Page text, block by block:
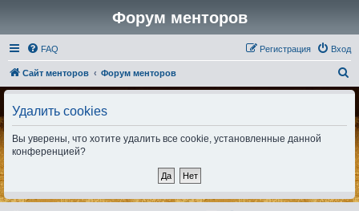
Форум менторов
FAQ Вход
Регистрация
Сайт менторов Форум менторов
о
Удалить cookies
Вы уверены, что хотите удалить все cookie, установленные данной
конференцией?